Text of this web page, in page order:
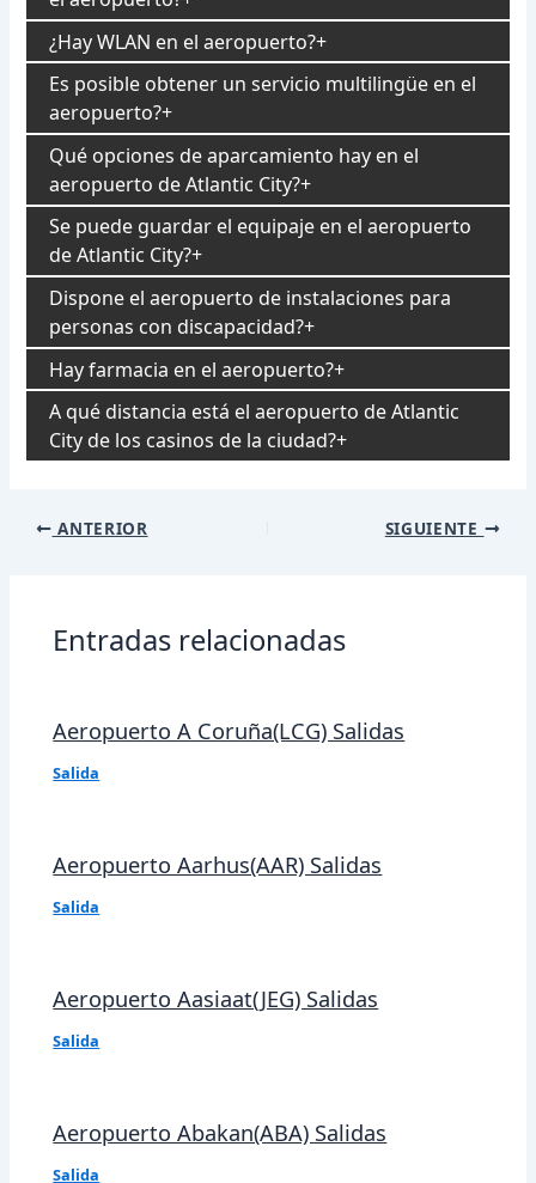
¿Hay WLAN en el aeropuerto?
Es posible obtener un servicio multilingüe en el
aeropuerto?
Qué opciones de aparcamiento hay en el
aeropuerto de Atlantic City?
Se puede guardar el equipaje en el aeropuerto
de Atlantic City?
Dispone el aeropuerto de instalaciones para
personas con discapacidad?
Hay farmacia en el aeropuerto?
A qué distancia está el aeropuerto de Atlantic
City de los casinos de la ciudad?
Navegación
ANTERIOR SIGUIENTE
Entradas relacionadas
Aeropuerto A Coruña(LCG) Salidas
Salida
Aeropuerto Aarhus(AAR) Salidas
Salida
Aeropuerto Aasiaat(JEG) Salidas
Salida
Aeropuerto Abakan(ABA) Salidas
Salida